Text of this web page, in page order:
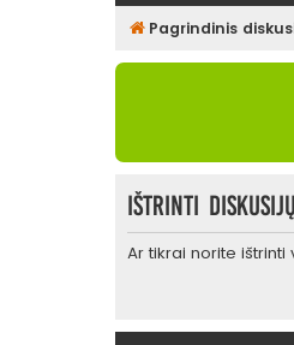
Pagrindinis
Ištrinti
Ar tikrai norite ištrinti